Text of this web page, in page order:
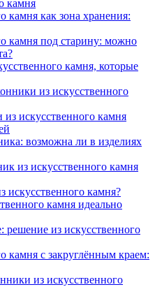
камня
камня как зона хранения:
камня под старину: можно
камня, которые
из искусственного
искусственного камня
возможна ли в изделиях
из искусственного камня
искусственного камня?
камня идеально
из искусственного
камня с закруглённым краем:
из искусственного